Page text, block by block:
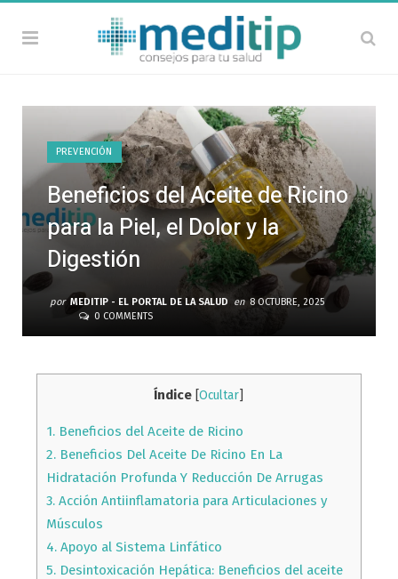
PREVENCIÓN
Beneficios del Aceite de Ricino
para la Piel, el Dolor y la
Digestión
por MEDITIP - EL PORTAL DE LA SALUD en 8 OCTUBRE, 2025
0 COMMENTS
Índice [Ocultar]
1.Beneficios del Aceite de Ricino
2.Beneficios Del Aceite De Ricino En La
Hidratación Profunda Y Reducción De Arrugas
3.Acción Antiinflamatoria para Articulaciones y
Músculos
4.Apoyo al Sistema Linfático
5.Desintoxicación Hepática: Beneficios del aceite